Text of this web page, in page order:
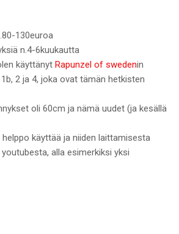
130euroa
n.4-6kuukautta
käyttänyt Rapunzel of swedenin
2 ja 4, joka ovat tämän hetkisten
oli 60cm ja nämä uudet (ja kesällä
käyttää ja niiden laittamisesta
alla esimerkiksi yksi